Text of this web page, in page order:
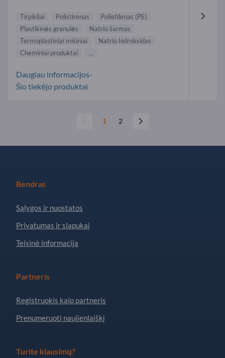
Tirpikliai Polistirenas
Polietilenas (PE)
Plastikinės granulės
Natrio šarmas
Termoplastiniai mišiniai
Natrio hidroksidas
Cheminiai produktai
...
Daugiau informacijos-
Šio tiekėjo produktai
1 2
Bendras
Sąlygos ir nuostatos
Privatumas ir slapukai
Teisinė informacija
Partneris
Registruokis kaip partneris
Prenumeruoti naujienlaiškį
Turite klausimų?